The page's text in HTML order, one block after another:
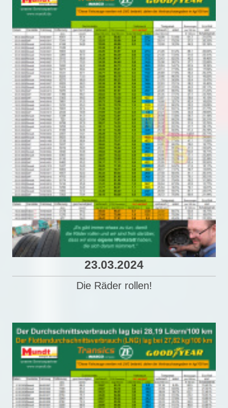
23.03.2024
Die Räder rollen!